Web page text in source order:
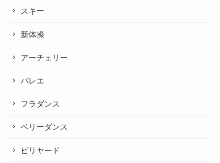
スキー
新体操
アーチェリー
バレエ
フラダンス
ベリーダンス
ビリヤード